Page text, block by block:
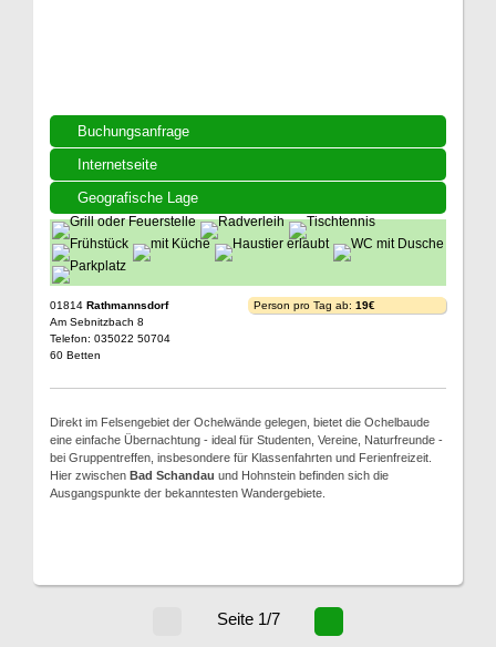
Buchungsanfrage
Internetseite
Geografische Lage
01814 Rathmannsdorf
Am Sebnitzbach 8
Telefon: 035022 50704
60 Betten
Person pro Tag ab: 19€
Direkt im Felsengebiet der Ochelwände gelegen, bietet die Ochelbaude
eine einfache Übernachtung - ideal für Studenten, Vereine, Naturfreunde -
bei Gruppentreffen, insbesondere für Klassenfahrten und Ferienfreizeit.
Hier zwischen Bad Schandau und Hohnstein befinden sich die
Ausgangspunkte der bekanntesten Wandergebiete.
Seite 1/7